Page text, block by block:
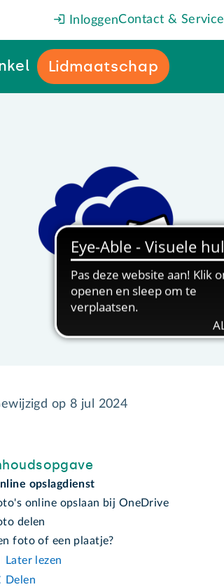
InloggenContact & Service
Lidmaatschap
op 8 jul 2024
opslagdienst
online opslaan bij OneDrive
delen
foto of een plaatje?
Later lezen
Delen